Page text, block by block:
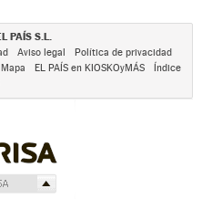
PAÍS S.L.
Aviso legal
Política de privacidad
Mapa EL PAÍS en KIOSKOyMÁS
Índice